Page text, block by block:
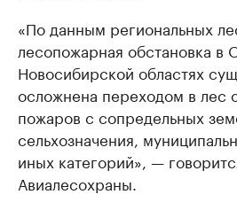
«По данным региональных
лесопожарная обстановка в
Новосибирской областях
осложнена переходом в лес
пожаров с сопредельных
сельхозначения,
иных категорий», —
Авиалесохраны.